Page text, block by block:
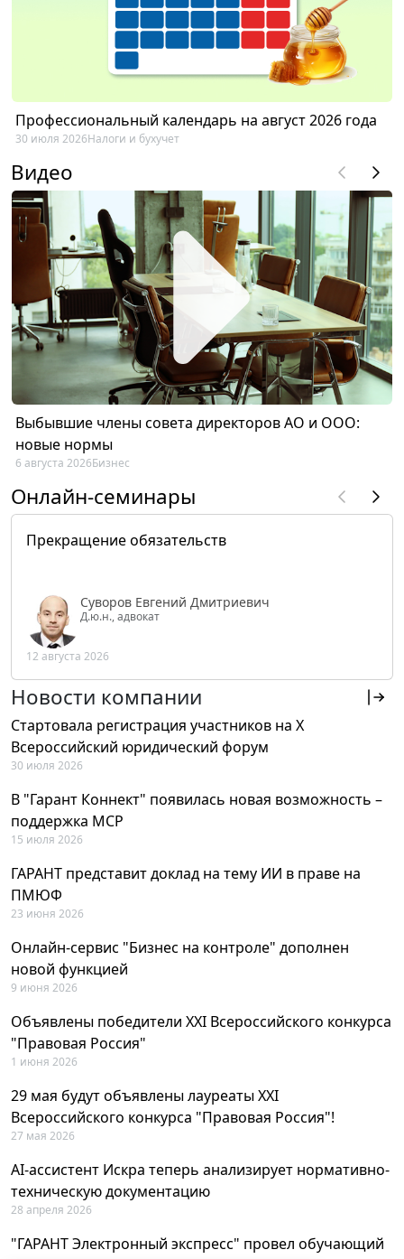
Профессиональный календарь на август 2026 года
30 июля 2026Налоги и бухучет
Видео
Выбывшие члены совета директоров АО и ООО:
новые нормы
6 августа 2026Бизнес
Онлайн-семинары
Прекращение обязательств
Суворов Евгений Дмитриевич
Д.ю.н., адвокат
12 августа 2026
Новости компании
Стартовала регистрация участников на X
Всероссийский юридический форум
30 июля 2026
В "Гарант Коннект" появилась новая возможность –
поддержка MCP
15 июля 2026
ГАРАНТ представит доклад на тему ИИ в праве на
ПМЮФ
23 июня 2026
Онлайн-сервис "Бизнес на контроле" дополнен
новой функцией
9 июня 2026
Объявлены победители XXI Всероссийского конкурса
"Правовая Россия"
1 июня 2026
29 мая будут объявлены лауреаты XXI
Всероссийского конкурса "Правовая Россия"!
27 мая 2026
AI-ассистент Искра теперь анализирует нормативно-
техническую документацию
28 апреля 2026
"ГАРАНТ Электронный экспресс" провел обучающий